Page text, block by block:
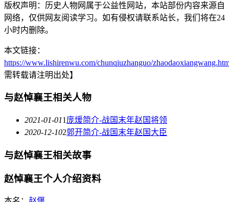
版权声明：历史人物网属于公益性网站，本站部份内容来源自
网络，仅供网友阅读学习。如有侵权请联系站长，我们将在24
小时内删除。
本文链接：
https://www.lishirenwu.com/chunqiuzhanguo/
需转载请注明出处】
与赵悼襄王相关人物
2021-01-011 庞煖简介-战国末年赵国将领
2020-12-102郭开简介-战国末年赵国大臣
与赵悼襄王相关故事
赵悼襄王个人介绍资料